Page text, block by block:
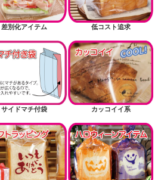
差別化アイテム 低コスト追求
サイドマチ付袋 カッコイイ系